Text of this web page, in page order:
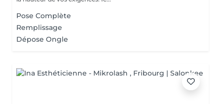
Pose Complète
Remplissage
Dépose Ongle